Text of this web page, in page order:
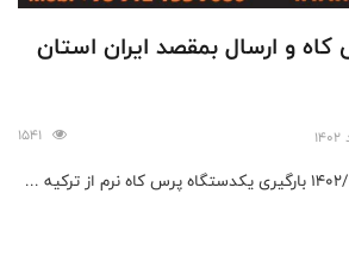
و ارسال بمقصد ایران استان